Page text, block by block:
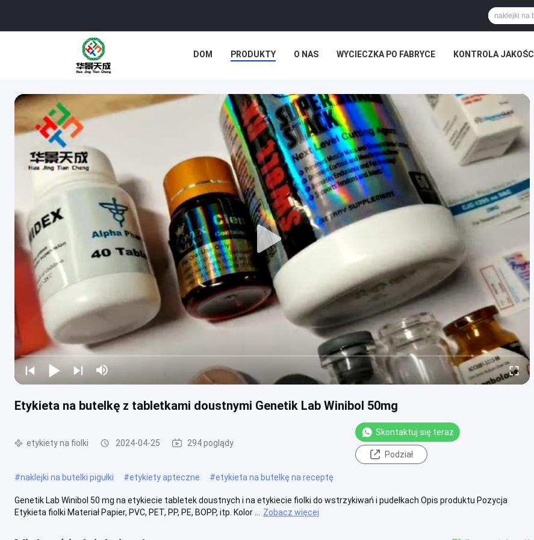
DOM PRODUKTY O NAS WYCIECZKA PO FABRYCE KONTROLA JAKOŚCI
Etykieta na butelkę z tabletkami doustnymi Genetik Lab Winibol 50mg
etykiety na fiolki 2024-04-25 294 poglądy
Skontaktuj się teraz
Podział
#naklejki na butelki pigułki #etykiety apteczne #etykieta na butelkę na receptę
Genetik Lab Winibol 50 mg na etykiecie tabletek doustnych i na etykiecie fiolki do wstrzykiwań i pudełkach Opis produktu Pozycja
Etykieta fiolki Materiał Papier, PVC, PET, PP, PE, BOPP, itp. Kolor ...
Zobacz więcej